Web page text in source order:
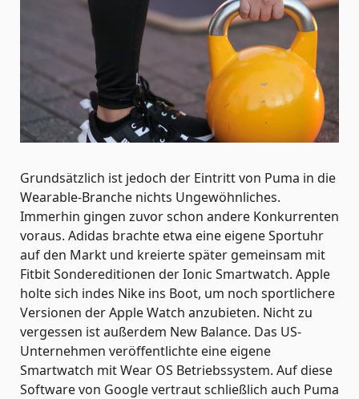
Grundsätzlich ist jedoch der Eintritt von Puma in die
Wearable-Branche nichts Ungewöhnliches.
Immerhin gingen zuvor schon andere Konkurrenten
voraus. Adidas brachte etwa eine eigene Sportuhr
auf den Markt und kreierte später gemeinsam mit
Fitbit Sondereditionen der Ionic Smartwatch. Apple
holte sich indes Nike ins Boot, um noch sportlichere
Versionen der Apple Watch anzubieten. Nicht zu
vergessen ist außerdem New Balance. Das US-
Unternehmen veröffentlichte eine eigene
Smartwatch mit Wear OS Betriebssystem. Auf diese
Software von Google vertraut schließlich auch Puma